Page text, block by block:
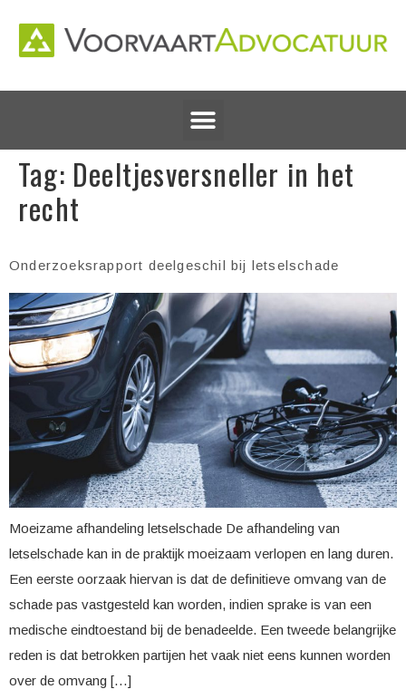
Tag: Deeltjesversneller in het
recht
Onderzoeksrapport deelgeschil bij letselschade
Moeizame afhandeling letselschade De afhandeling van
letselschade kan in de praktijk moeizaam verlopen en lang duren.
Een eerste oorzaak hiervan is dat de definitieve omvang van de
schade pas vastgesteld kan worden, indien sprake is van een
medische eindtoestand bij de benadeelde. Een tweede belangrijke
reden is dat betrokken partijen het vaak niet eens kunnen worden
over de omvang […]